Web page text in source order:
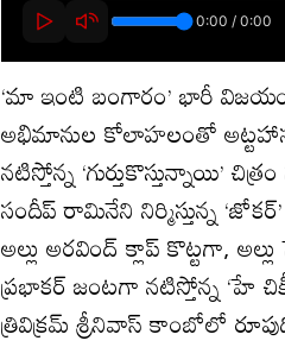
‘మా ఇంటి బంగారం’ భారీ
అభిమానుల కోలాహలంతో
నటిస్తోన్న ‘గుర్తుకొస్తున్నాయి’
సందీప్ రామినేని నిర్మిస్తున్న
అల్లు అరవింద్ క్లాప్ కొట్టగా,
ప్రభాకర్ జంటగా నటిస్తోన్న ‘హే
త్రివిక్రమ్ శ్రీనివాస్ కాంబోలో